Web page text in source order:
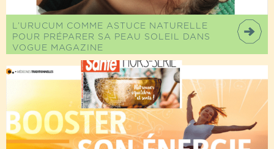
L’URUCUM COMME ASTUCE NATURELLE
POUR PRÉPARER SA PEAU SOLEIL DANS
VOGUE MAGAZINE